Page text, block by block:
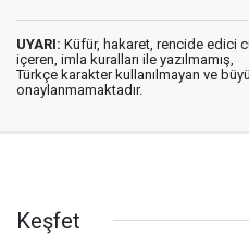
UYARI: Küfür, hakaret, rencide edici
içeren, imla kuralları ile yazılmamış,
Türkçe karakter kullanılmayan ve
onaylanmamaktadır.
Keşfet